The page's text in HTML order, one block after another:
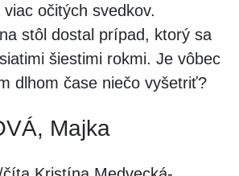
očitých svedkov.
stôl dostal prípad, ktorý sa
šiestimi rokmi. Je vôbec
dlhom čase niečo vyšetriť?
Majka